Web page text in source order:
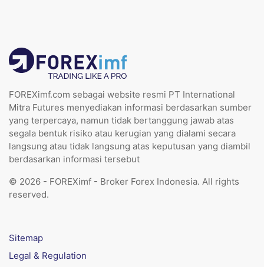
FOREXimf.com sebagai website resmi PT International
Mitra Futures menyediakan informasi berdasarkan sumber
yang terpercaya, namun tidak bertanggung jawab atas
segala bentuk risiko atau kerugian yang dialami secara
langsung atau tidak langsung atas keputusan yang diambil
berdasarkan informasi tersebut
© 2026 - FOREXimf - Broker Forex Indonesia. All rights
reserved.
Sitemap
Legal & Regulation